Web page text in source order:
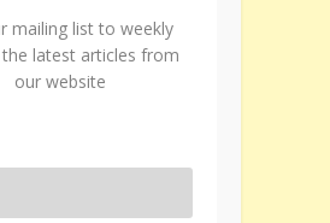
mailing list to weekly
the latest articles from
our website